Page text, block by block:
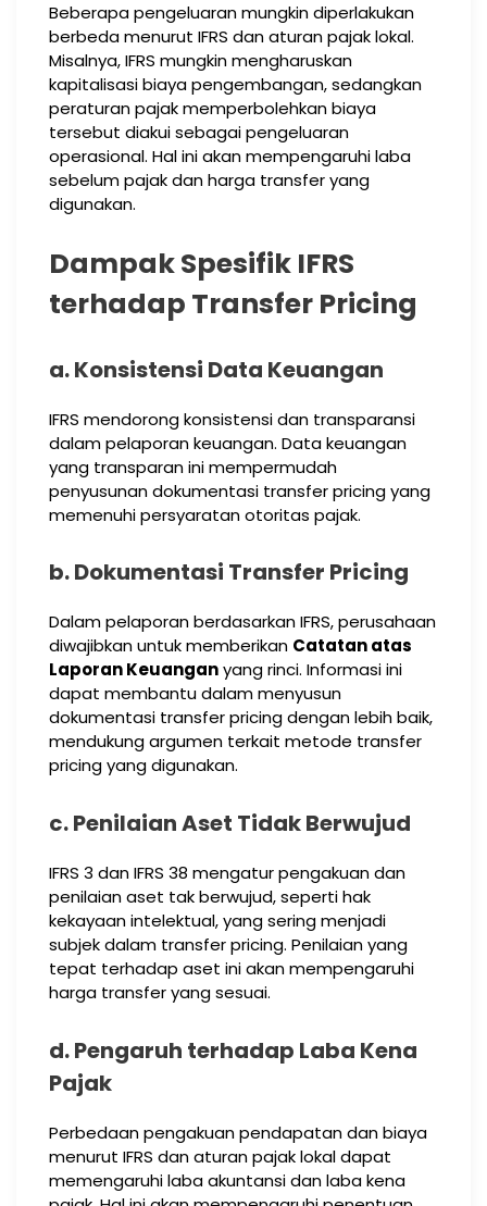
Beberapa pengeluaran mungkin diperlakukan
berbeda menurut IFRS dan aturan pajak lokal.
Misalnya, IFRS mungkin mengharuskan
kapitalisasi biaya pengembangan, sedangkan
peraturan pajak memperbolehkan biaya
tersebut diakui sebagai pengeluaran
operasional. Hal ini akan mempengaruhi laba
sebelum pajak dan harga transfer yang
digunakan.
Dampak Spesifik IFRS
terhadap Transfer Pricing
a. Konsistensi Data Keuangan
IFRS mendorong konsistensi dan transparansi
dalam pelaporan keuangan. Data keuangan
yang transparan ini mempermudah
penyusunan dokumentasi transfer pricing yang
memenuhi persyaratan otoritas pajak.
b. Dokumentasi Transfer Pricing
Dalam pelaporan berdasarkan IFRS, perusahaan
diwajibkan untuk memberikan Catatan atas
Laporan Keuanganyang rinci. Informasi ini
dapat membantu dalam menyusun
dokumentasi transfer pricing dengan lebih baik,
mendukung argumen terkait metode transfer
pricing yang digunakan.
c. Penilaian Aset Tidak Berwujud
IFRS 3 dan IFRS 38 mengatur pengakuan dan
penilaian aset tak berwujud, seperti hak
kekayaan intelektual, yang sering menjadi
subjek dalam transfer pricing. Penilaian yang
tepat terhadap aset ini akan mempengaruhi
harga transfer yang sesuai.
d. Pengaruh terhadap Laba Kena
Pajak
Perbedaan pengakuan pendapatan dan biaya
menurut IFRS dan aturan pajak lokal dapat
memengaruhi laba akuntansi dan laba kena